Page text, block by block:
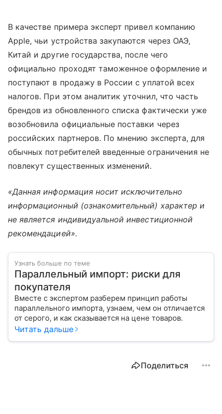
В качестве примера эксперт привел компанию
Apple, чьи устройства закупаются через ОАЭ,
Китай и другие государства, после чего
официально проходят таможенное оформление и
поступают в продажу в России с уплатой всех
налогов. При этом аналитик уточнил, что часть
брендов из обновленного списка фактически уже
возобновила официальные поставки через
российских партнеров. По мнению эксперта, для
обычных потребителей введенные ограничения не
повлекут существенных изменений.
«Данная информация носит исключительно
информационный (ознакомительный) характер и
не является индивидуальной инвестиционной
рекомендацией».
Узнать больше по теме
Параллельный импорт: риски для
покупателя
Вместе с экспертом разберем принцип работы
параллельного импорта, узнаем, чем он отличается
от серого, и как сказывается на цене товаров.
Читать дальше
Поделиться